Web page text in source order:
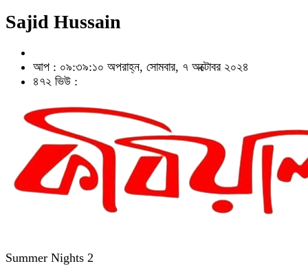
Sajid Hussain
আপ : ০৯:৩৯:১০ অপরাহ্ন, সোমবার, ৭ অক্টোবর ২০২৪
৪৭২ ভিউ :
Summer Nights 2